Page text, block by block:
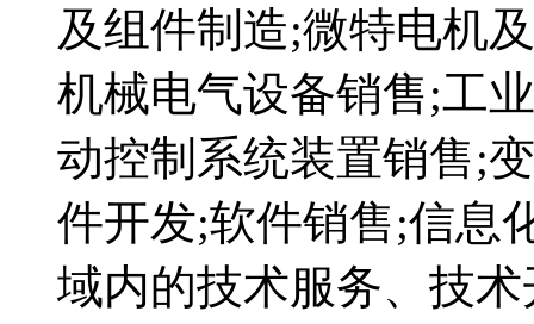
及组件制造;微特电机
机械电气设备销售;工
动控制系统装置销售;
件开发;软件销售;信息
域内的技术服务、技